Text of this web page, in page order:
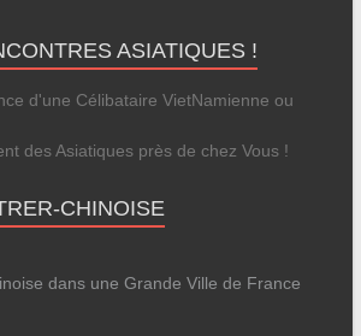
ASIATIQUES !
d'une Célibataire VietNamienne ou
des Asiatiques près de chez Vous !
CHINOISE
dans une Grande Ville de France